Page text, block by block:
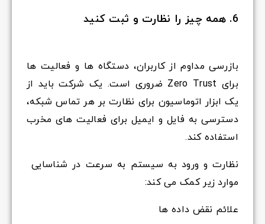
6. همه چیز را نظارت و ثبت کنید
بازرسی مداوم از کاربران، دستگاه ها و فعالیت ها
برای Zero Trust ضروری است. یک شرکت باید از
یک ابزار اتوماسیون برای نظارت بر هر تماس شبکه،
دسترسی به فایل و ایمیل برای فعالیت های مخرب
استفاده کند.
نظارت و ورود به سیستم به سرعت در شناسایی
موارد زیر کمک می کند:
علائم نقض داده ها